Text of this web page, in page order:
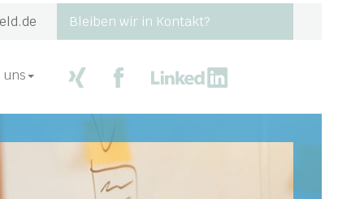
Bleiben wir in Kontakt?
uns